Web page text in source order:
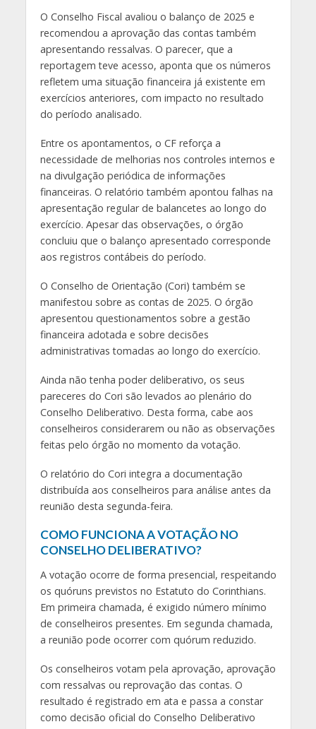
O Conselho Fiscal avaliou o balanço de 2025 e
recomendou a aprovação das contas também
apresentando ressalvas. O parecer, que a
reportagem teve acesso, aponta que os números
refletem uma situação financeira já existente em
exercícios anteriores, com impacto no resultado
do período analisado.
Entre os apontamentos, o CF reforça a
necessidade de melhorias nos controles internos e
na divulgação periódica de informações
financeiras. O relatório também apontou falhas na
apresentação regular de balancetes ao longo do
exercício. Apesar das observações, o órgão
concluiu que o balanço apresentado corresponde
aos registros contábeis do período.
O Conselho de Orientação (Cori) também se
manifestou sobre as contas de 2025. O órgão
apresentou questionamentos sobre a gestão
financeira adotada e sobre decisões
administrativas tomadas ao longo do exercício.
Ainda não tenha poder deliberativo, os seus
pareceres do Cori são levados ao plenário do
Conselho Deliberativo. Desta forma, cabe aos
conselheiros considerarem ou não as observações
feitas pelo órgão no momento da votação.
O relatório do Cori integra a documentação
distribuída aos conselheiros para análise antes da
reunião desta segunda-feira.
COMO FUNCIONA A VOTAÇÃO NO
CONSELHO DELIBERATIVO?
A votação ocorre de forma presencial, respeitando
os quóruns previstos no Estatuto do Corinthians.
Em primeira chamada, é exigido número mínimo
de conselheiros presentes. Em segunda chamada,
a reunião pode ocorrer com quórum reduzido.
Os conselheiros votam pela aprovação, aprovação
com ressalvas ou reprovação das contas. O
resultado é registrado em ata e passa a constar
como decisão oficial do Conselho Deliberativo